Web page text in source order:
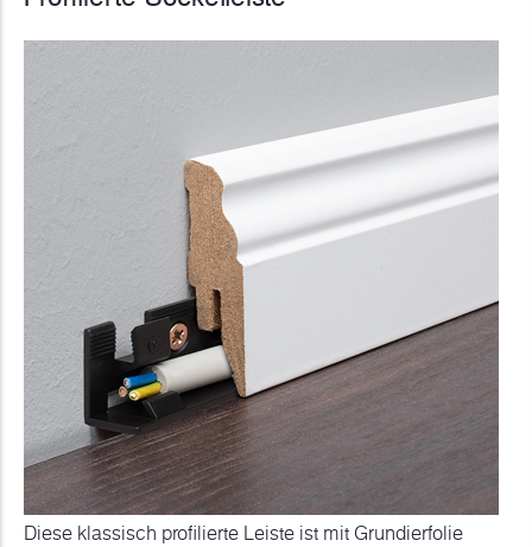
Diese klassisch profilierte Leiste ist mit Grundierfolie